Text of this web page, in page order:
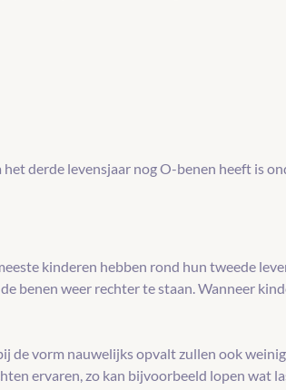
derde levensjaar nog O-benen heeft is
kinderen hebben rond hun tweede
benen weer rechter te staan. Wanneer
de vorm nauwelijks opvalt zullen ook
ervaren, zo kan bijvoorbeeld lopen wat